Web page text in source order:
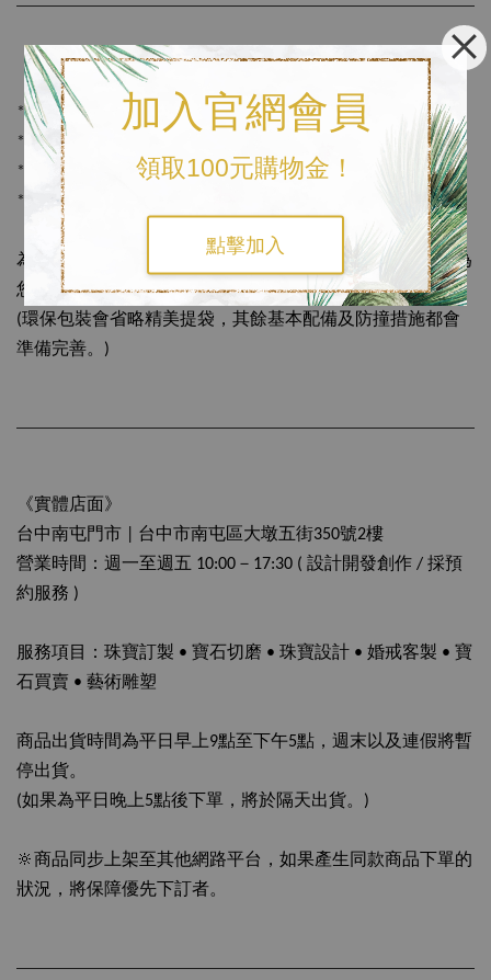
加入官網會員
領取100元購物金！
點擊加入
《包裝》
* 精美提袋(→隨機出貨)
* 精美珠寶盒(→隨機出貨)
* 擦拭布(任何銀飾皆可擦拭保養)
* 名片
為響應環保，結帳時可以另外備註 使用環保包裝
，我們將為
您準備簡約輕便的包裝。
(環保包裝會省略精美提袋，其餘基本配備及防撞措施都會
準備完善。)
《實體店面》
台中南屯門市 | 台中市南屯區大墩五街350號2樓
營業時間：週一至週五 10:00－17:30 ( 設計開發創作 / 採預
約服務 )
服務項目：珠寶訂製 • 寶石切磨 • 珠寶設計 • 婚戒客製 • 寶
石買賣 • 藝術雕塑
商品出貨時間為平日早上9點至下午5點，週末以及連假將暫
停出貨。
(如果為平日晚上5點後下單，將於隔天出貨。)
🔆商品同步上架至其他網路平台，如果產生同款商品下單的
狀況，將保障優先下訂者。